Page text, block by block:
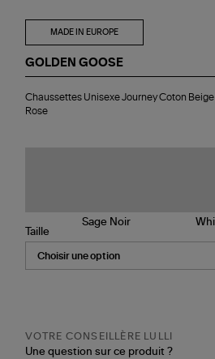
MADE IN EUROPE
GOLDEN GOOSE
Unisexe
Journey
Chaussettes Unisexe Journey Coton Beige
Rose
Taille
VOTRE CONSEILLÈRE LULLI
Une question sur ce produit ?